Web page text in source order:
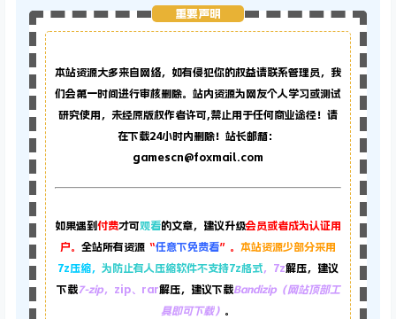
重要声明
本站资源大多来自网络，如有侵犯你的权益请联系管理员， 我
们会第一时间进行审核删除。站内资源为网友个人学习或测试
研究使用，未经原版权作者许可,禁止用于任何商业途径！请
在下载24小时内删除！站长邮箱：
gamescn@foxmail.com
如果遇到 付费才可观看的文章，建议升级会员或者成为认证用
户。 全站所有资源 “任意下免费看”。 本站资源少部分采用
7z压缩， 为防止有人压缩软件不支持7z格式，7z解压，建议
下载7-zip，zip、rar解压，建议下载Bandizip（网站顶部工
具即可下载） 。